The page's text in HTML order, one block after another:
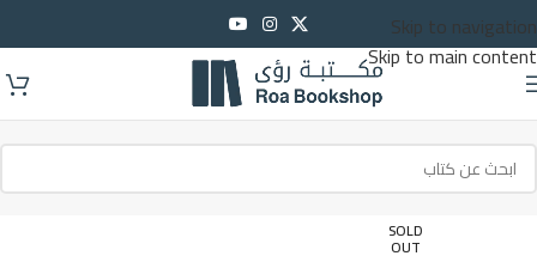
Skip to navigation
Skip to main content
SOLD
OUT